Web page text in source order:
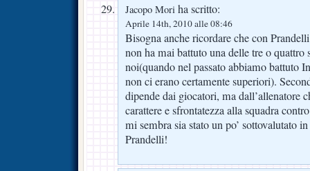
Jacopo Mori ha scritto:
Aprile 14th, 2010 alle 08:46
Bisogna anche ricordare che con
non ha mai battuto una delle tre o quattro
noi(quando nel passato abbiamo battuto
non ci erano certamente superiori).
dipende dai giocatori, ma dall’allenatore
carattere e sfrontatezza alla squadra
mi sembra sia stato un po’ sottovalutato
Prandelli!